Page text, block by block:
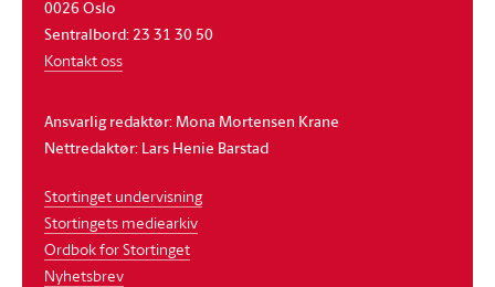
0026 Oslo
Sentralbord: 23 31 30 50
Kontakt oss
Ansvarlig redaktør: Mona Mortensen Krane
Nettredaktør: Lars Henie Barstad
Stortinget undervisning
Stortingets mediearkiv
Ordbok for Stortinget
Nyhetsbrev